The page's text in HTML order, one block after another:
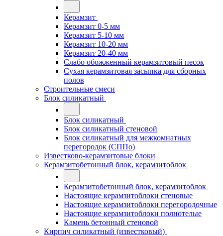
Керамзит
Керамзит 0-5 мм
Керамзит 5-10 мм
Керамзит 10-20 мм
Керамзит 20-40 мм
Слабо обожженный керамзитовый песок
Сухая керамзитовая засыпка для сборных
полов
Строительные смеси
Блок силикатный
Блок силикатный
Блок силикатный стеновой
Блок силикатный для межкомнатных
перегородок (СППо)
Известково-керамзитовые блоки
Керамзитобетонный блок, керамзитоблок
Керамзитобетонный блок, керамзитоблок
Настоящие керамзитоблоки стеновые
Настоящие керамзитоблоки перегородочные
Настоящие керамзитоблоки полнотелые
Камень бетонный стеновой
Кирпич силикатный (известковый)